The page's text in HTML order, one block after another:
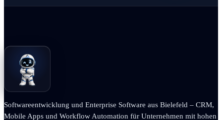
Softwareentwicklung und Enterprise Software aus Bielefeld – CRM,
Mobile Apps und Workflow Automation für Unternehmen mit hohen